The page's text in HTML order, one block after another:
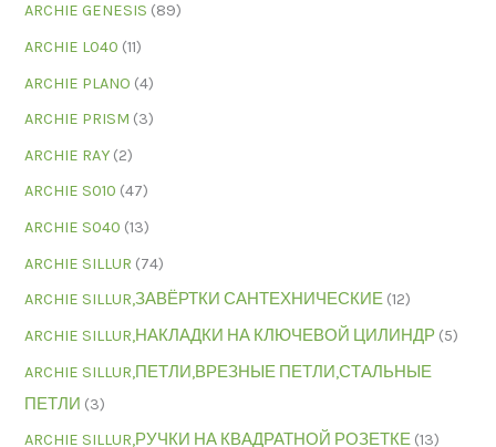
ARCHIE GENESIS (89)
ARCHIE L040 (11)
ARCHIE PLANO (4)
ARCHIE PRISM (3)
ARCHIE RAY (2)
ARCHIE S010 (47)
ARCHIE S040 (13)
ARCHIE SILLUR (74)
ARCHIE SILLUR,ЗАВЁРТКИ САНТЕХНИЧЕСКИЕ (12)
ARCHIE SILLUR,НАКЛАДКИ НА КЛЮЧЕВОЙ ЦИЛИНДР (5)
ARCHIE SILLUR,ПЕТЛИ,ВРЕЗНЫЕ ПЕТЛИ,СТАЛЬНЫЕ
ПЕТЛИ (3)
ARCHIE SILLUR,РУЧКИ НА КВАДРАТНОЙ РОЗЕТКЕ (13)